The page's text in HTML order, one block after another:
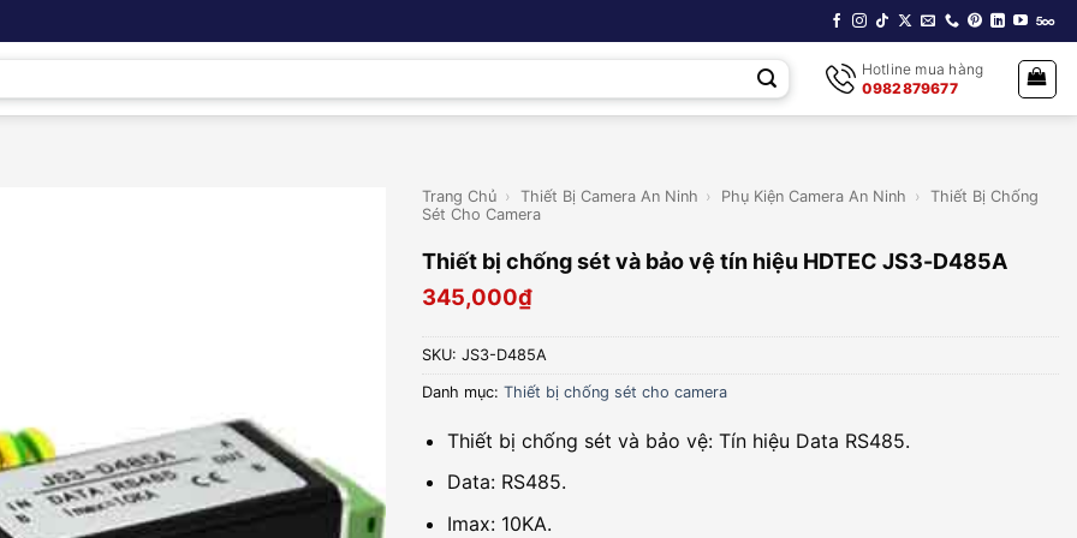
Hotline mua hàng
0982879677
Trang Chủ › Thiết Bị Camera An Ninh › Phụ Kiện Camera An Ninh › Thiết Bị Chống
Sét Cho Camera
Thiết bị chống sét và bảo vệ tín hiệu HDTEC JS3-D485A
345,000₫
SKU: JS3-D485A
Danh mục: Thiết bị chống sét cho camera
Thiết bị chống sét và bảo vệ: Tín hiệu Data RS485.
Data: RS485.
Imax: 10KA.